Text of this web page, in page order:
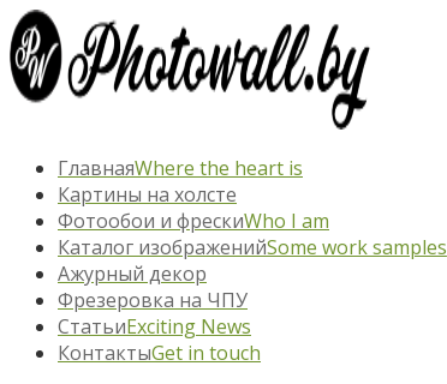
ГлавнаяWhere the heart is
Картины на холсте
Фотообои и фрескиWho I am
Каталог изображенийSome work samples
Ажурный декор
Фрезеровка на ЧПУ
СтатьиExciting News
КонтактыGet in touch